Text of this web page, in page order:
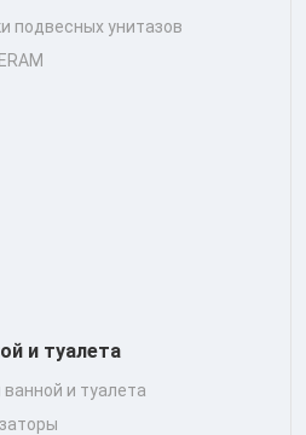
подвесных унитазов
и туалета
и туалета